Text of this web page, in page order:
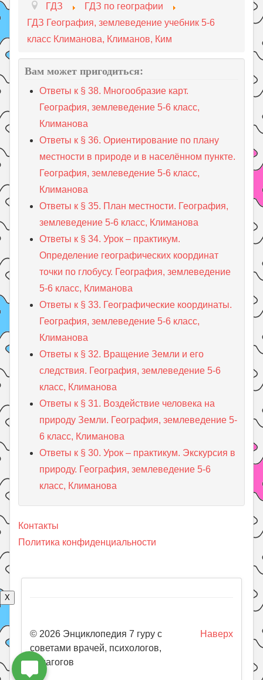
ГДЗ
ГДЗ по географии
ГДЗ География, землеведение учебник 5-6
класс Климанова, Климанов, Ким
Вам может пригодиться:
Ответы к § 38. Многообразие карт.
География, землеведение 5-6 класс,
Климанова
Ответы к § 36. Ориентирование по плану
местности в природе и в населённом пункте.
География, землеведение 5-6 класс,
Климанова
Ответы к § 35. План местности. География,
землеведение 5-6 класс, Климанова
Ответы к § 34. Урок – практикум.
Определение географических координат
точки по глобусу. География, землеведение
5-6 класс, Климанова
Ответы к § 33. Географические координаты.
География, землеведение 5-6 класс,
Климанова
Ответы к § 32. Вращение Земли и его
следствия. География, землеведение 5-6
класс, Климанова
Ответы к § 31. Воздействие человека на
природу Земли. География, землеведение 5-
6 класс, Климанова
Ответы к § 30. Урок – практикум. Экскурсия в
природу. География, землеведение 5-6
класс, Климанова
Контакты
Политика конфиденциальности
X
Наверх
© 2026 Энциклопедия 7 гуру с
советами врачей, психологов,
педагогов